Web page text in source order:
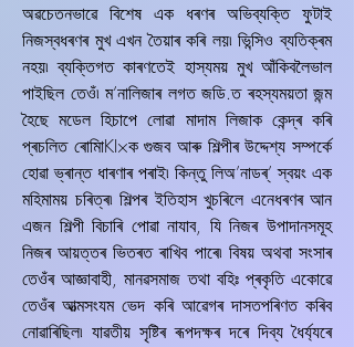
অৱচেতনভাৱে বিশেষ এক ধৰণৰ অভিব্যক্তি ফুটাই
নিজস্বধৰণৰ মুখ এখন তৈয়াৰ কৰি লয়৷ ভিন্সিও ব্যতিক্ৰম
নহয়৷ ব্যক্তিগত কাৰণতেই হাস্যময় মুখ আঁকিবলৈভাল
পাইছিল তেওঁ৷ ম’নালিজাৰ লগত জডি.ত ৰহস্যময়তা জন্ম
হৈছে মডেল হিচাপে লোৱা মাদাম লিজাক কেন্দ্ৰ কৰি
প্ৰচলিত ৰোমািKI×ক গুজব আৰু শিল্পীৰ উদ্দেশ্য সম্পৰ্কে
হোৱা ভ্ৰান্ত ধাৰণাৰ পৰাই৷ কিন্তু লিঅ’নাডৰ্’ স্বয়ং এক
মহিমাময় চৰিত্ৰ৷ শিল্পৰ ইতিহাস খুচৰিলে এনেধৰণৰ আন
এজন শিল্পী বিচাৰি পোৱা নাযাব, যি নিজৰ উপাদানসমূহ
নিজৰ আয়ত্তৰ ভিতৰত ৰাখিব পাৰে৷ বিষয় অথবা সংসাৰ
তেওঁৰ আজ্ঞাবাহী, মানৱসমাজ তথা বহিঃ প্ৰকৃতি একোৱে
তেওঁৰ আত্মসংযম ভেদ কৰি আৱেগৰ দাসতপৰিণত কৰিব
নোৱাৰিছিল৷ যাৱতীয় সৃষ্টিৰ ৰূপদক্ষৰ দৰে দিব্য ধৈৰ্য্যৰে